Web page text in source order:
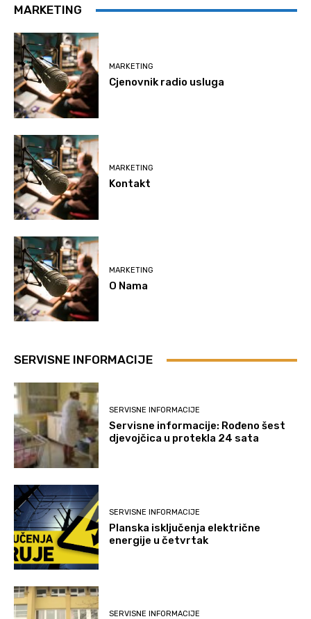
MARKETING
MARKETING
Cjenovnik radio usluga
MARKETING
Kontakt
MARKETING
O Nama
SERVISNE INFORMACIJE
SERVISNE INFORMACIJE
Servisne informacije: Rođeno šest
djevojčica u protekla 24 sata
SERVISNE INFORMACIJE
Planska isključenja električne
energije u četvrtak
SERVISNE INFORMACIJE